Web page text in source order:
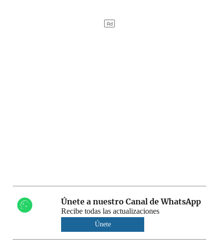
Únete a nuestro Canal de WhatsApp
Recibe todas las actualizaciones
Únete